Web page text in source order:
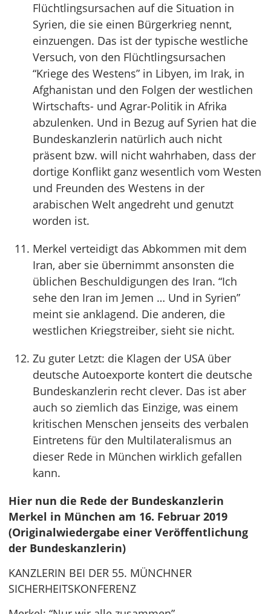
Flüchtlingsursachen auf die Situation in
Syrien, die sie einen Bürgerkrieg nennt,
einzuengen. Das ist der typische westliche
Versuch, von den Flüchtlingsursachen
“Kriege des Westens” in Libyen, im Irak, in
Afghanistan und den Folgen der westlichen
Wirtschafts- und Agrar-Politik in Afrika
abzulenken. Und in Bezug auf Syrien hat die
Bundeskanzlerin natürlich auch nicht
präsent bzw. will nicht wahrhaben, dass der
dortige Konflikt ganz wesentlich vom Westen
und Freunden des Westens in der
arabischen Welt angedreht und genutzt
worden ist.
Merkel verteidigt das Abkommen mit dem
Iran, aber sie übernimmt ansonsten die
üblichen Beschuldigungen des Iran. “Ich
sehe den Iran im Jemen … Und in Syrien”
meint sie anklagend. Die anderen, die
westlichen Kriegstreiber, sieht sie nicht.
Zu guter Letzt: die Klagen der USA über
deutsche Autoexporte kontert die deutsche
Bundeskanzlerin recht clever. Das ist aber
auch so ziemlich das Einzige, was einem
kritischen Menschen jenseits des verbalen
Eintretens für den Multilateralismus an
dieser Rede in München wirklich gefallen
kann.
Hier nun die Rede der Bundeskanzlerin
Merkel in München am 16. Februar 2019
(Originalwiedergabe einer Veröffentlichung
der Bundeskanzlerin)
KANZLERIN BEI DER 55. MÜNCHNER
SICHERHEITSKONFERENZ